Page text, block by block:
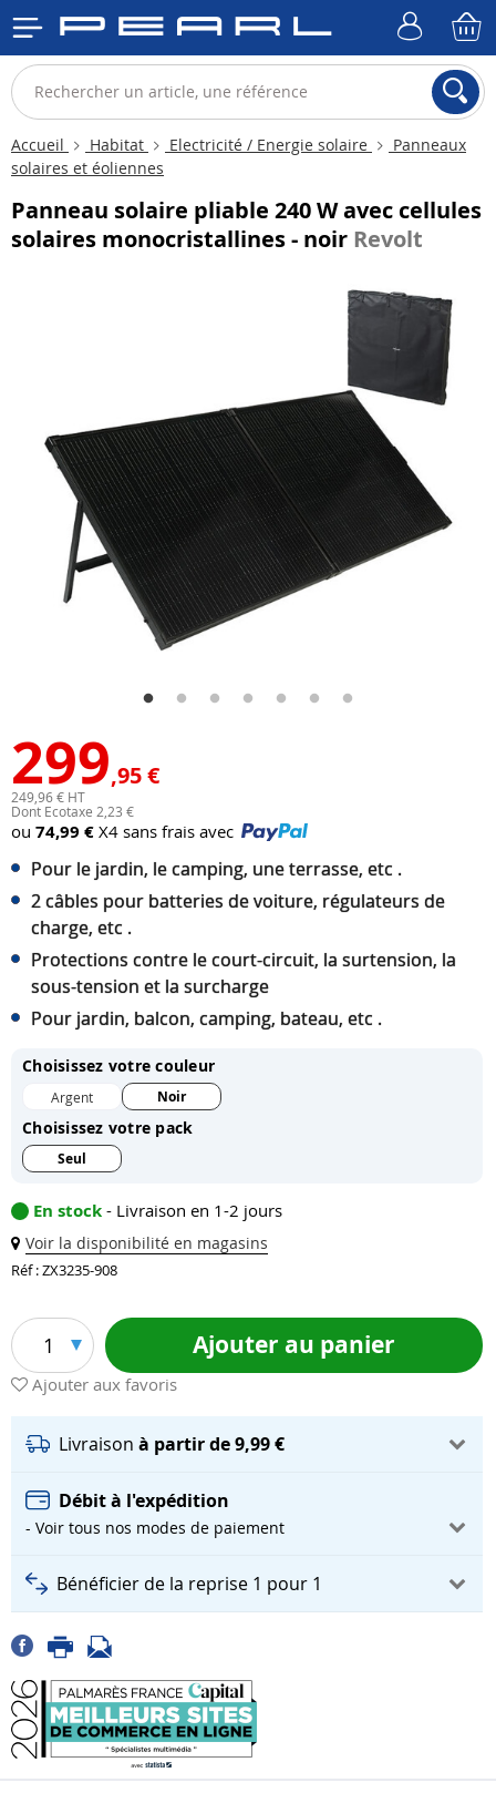
Accueil Habitat Electricité / Energie solaire
Panneaux
solaires et éoliennes
Panneau solaire pliable 240 W avec cellules
solaires monocristallines - noir Revolt
299,95 €
249,96 € HT
Dont Ecotaxe 2,23 €
ou 74,99 € X4 sans frais avec
Pour le jardin, le camping, une terrasse, etc .
2 câbles pour batteries de voiture, régulateurs de
charge, etc .
Protections contre le court-circuit, la surtension, la
sous-tension et la surcharge
Pour jardin, balcon, camping, bateau, etc .
Choisissez votre couleur
Argent Noir
Choisissez votre pack
Seul
En stock - Livraison en 1-2 jours
Voir la disponibilité en magasins
Réf : ZX3235-908
1 Ajouter au panier
Ajouter aux favoris
Livraison à partir de 9,99 €
Débit à l'expédition
- Voir tous nos modes de paiement
Bénéficier de la reprise 1 pour 1